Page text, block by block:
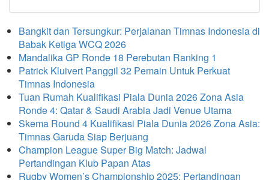
Bangkit dan Tersungkur: Perjalanan Timnas Indonesia di
Babak Ketiga WCQ 2026
Mandalika GP Ronde 18 Perebutan Ranking 1
Patrick Kluivert Panggil 32 Pemain Untuk Perkuat
Timnas Indonesia
Tuan Rumah Kualifikasi Piala Dunia 2026 Zona Asia
Ronde 4: Qatar & Saudi Arabia Jadi Venue Utama
Skema Round 4 Kualifikasi Piala Dunia 2026 Zona Asia:
Timnas Garuda Siap Berjuang
Champion League Super Big Match: Jadwal
Pertandingan Klub Papan Atas
Rugby Women’s Championship 2025: Pertandingan